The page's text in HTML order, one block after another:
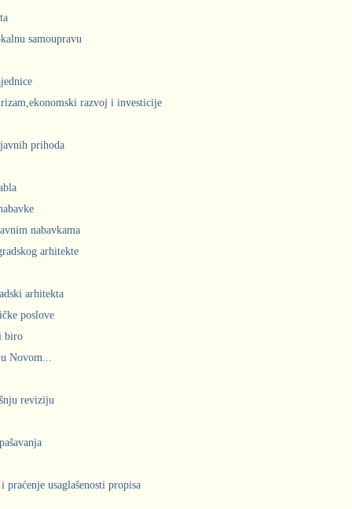
samoupravu
razvoj i investicije
prihoda
nabavkama
arhitekte
arhitekta
poslove
biro
Novom...
reviziju
praćenje usaglašenosti propisa